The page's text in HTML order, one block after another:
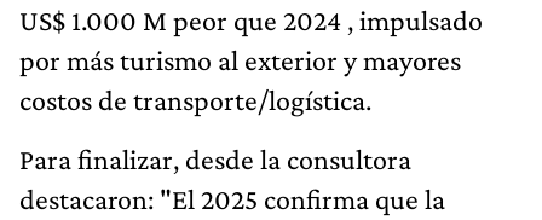
US$ 1.000 M peor que 2024 , impulsado
por más turismo al exterior y mayores
costos de transporte/logística.
Para finalizar, desde la consultora
destacaron: "El 2025 confirma que la